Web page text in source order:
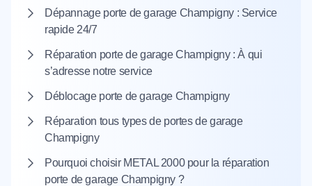
Dépannage porte de garage Champigny : Service
rapide 24/7
Réparation porte de garage Champigny : À qui
s’adresse notre service
Déblocage porte de garage Champigny
Réparation tous types de portes de garage
Champigny
Pourquoi choisir METAL 2000 pour la réparation
porte de garage Champigny ?